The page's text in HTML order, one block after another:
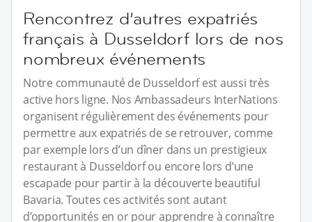
Rencontrez d’autres expatriés
français à Dusseldorf lors de nos
nombreux événements
Notre communauté de Dusseldorf est aussi très
active hors ligne. Nos Ambassadeurs InterNations
organisent régulièrement des événements pour
permettre aux expatriés de se retrouver, comme
par exemple lors d’un dîner dans un prestigieux
restaurant à Dusseldorf ou encore lors d’une
escapade pour partir à la découverte beautiful
Bavaria. Toutes ces activités sont autant
d’opportunités en or pour apprendre à connaître